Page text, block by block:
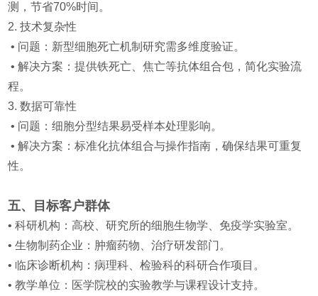
测，节省70%时间。
2. 技术复杂性
• 问题：新型细胞死亡机制研究需多维度验证。
• 解决方案：提供铁死亡、焦亡等抗体组合包，简化实验流
程。
3. 数据可靠性
• 问题：细胞分型结果易受样本处理影响。
• 解决方案：标准化抗体组合与操作指南，确保结果可重复
性。
五、目标客户群体
• 科研机构：高校、研究所的细胞生物学、免疫学实验室。
• 生物制药企业：肿瘤药物、治疗研发部门。
• 临床诊断机构：病理科、检验科的科研合作项目。
• 教学单位：医学院校的实验教学与课程设计支持。